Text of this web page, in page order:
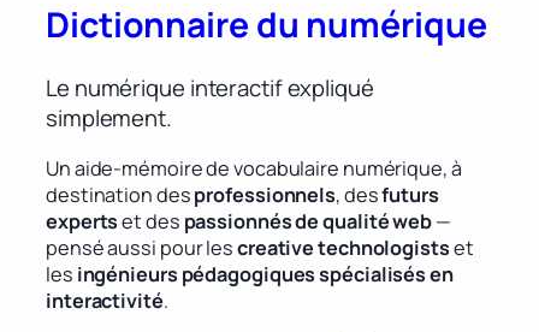
Dictionnaire du numérique
Le numérique interactif expliqué
simplement.
Un aide-mémoire de vocabulaire numérique, à
destination desprofessionnels, desfuturs
expertset des passionnés de qualité web—
pensé aussi pour lescreative technologistset
les ingénieurs pédagogiques spécialisés en
interactivité.